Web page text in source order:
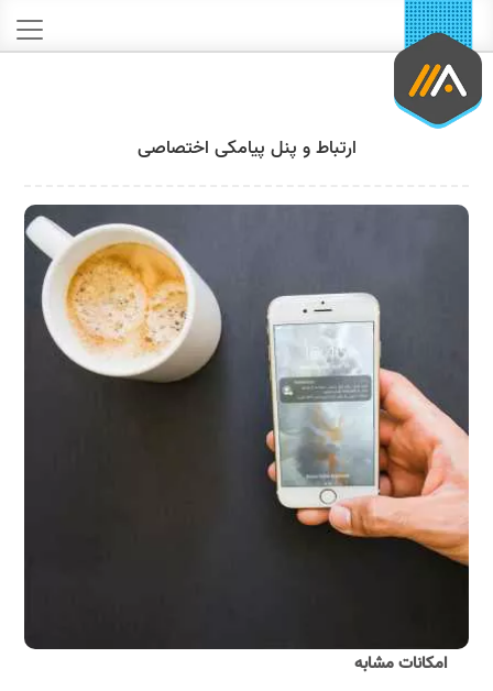
ارتباط و پنل پیامکی اختصاصی
امکانات مشابه